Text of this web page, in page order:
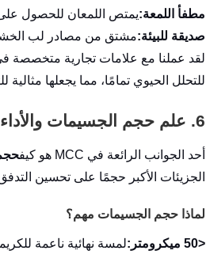
مطفأ اللمعة:يمتص اللمعان للحصول
صديقة للبيئة:مشتق من مصادر لب
للتحلل الحيوي تمامًا، مما يجعلها مثالية
6. علم حجم الجسيمات والأداء
أحد الجوانب الرائعة في MCC هو كيف
الجزيئات الأكبر حجمًا على تحسين التدفق
لماذا حجم الجسيمات مهم؟
<50 ميكرومتر:
لمسة نهائية ناعمة